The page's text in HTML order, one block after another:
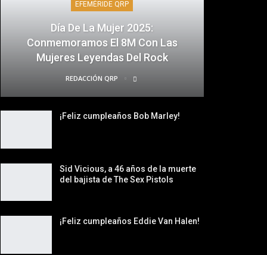
EFEMÉRIDE QRP
Día De La Mujer 2025:
Conmemoramos El 8M Con Las
Mujeres Leyendas Del Rock
REDACCIÓN QRP
¡Feliz cumpleaños Bob Marley!
Sid Vicious, a 46 años de la muerte
del bajista de The Sex Pistols
¡Feliz cumpleaños Eddie Van Halen!